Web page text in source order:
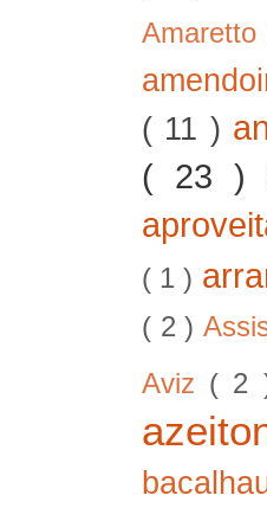
Amaretto
( 11 )
( 23 )
( 1 )
( 2 )
Aviz ( 2